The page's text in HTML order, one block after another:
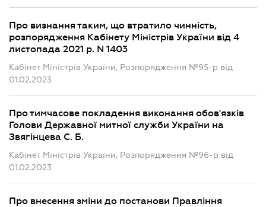
Про визнання таким, що втратило чинність,
розпорядження Кабінету Міністрів України від 4
листопада 2021 р. N 1403
Кабінет Міністрів України, Розпорядження №95-р від
01.02.2023
Про тимчасове покладення виконання обов'язків
Голови Державної митної служби України на
Звягінцева С. Б.
Кабінет Міністрів України, Розпорядження №96-р від
01.02.2023
Про внесення зміни до постанови Правління